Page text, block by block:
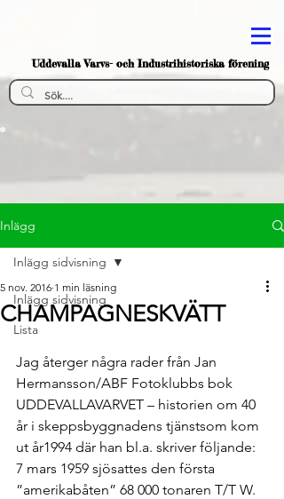
Uddevalla Varvs- och Industrihistoriska förening
Inlägg
Inlägg sidvisning
Lista
Inlägg sidvisning
CHAMPAGNESKVÄTT
5 nov. 2016 1 min läsning
Jag återger några rader från Jan
Hermansson/ABF Fotoklubbs bok
UDDEVALLAVARVET – historien om 40
år i skeppsbyggnadens tjänstsom kom
ut år1994 där han bl.a. skriver följande:
7 mars 1959 sjösattes den första
”amerikabåten” 68 000 tonaren T/T W.